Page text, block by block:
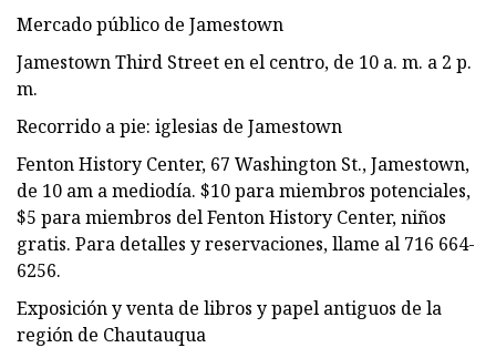
Mercado público de Jamestown
Jamestown Third Street en el centro, de 10 a. m. a 2 p.
m.
Recorrido a pie: iglesias de Jamestown
Fenton History Center, 67 Washington St., Jamestown,
de 10 am a mediodía. $10 para miembros potenciales,
$5 para miembros del Fenton History Center, niños
gratis. Para detalles y reservaciones, llame al 716 664-
6256.
Exposición y venta de libros y papel antiguos de la
región de Chautauqua